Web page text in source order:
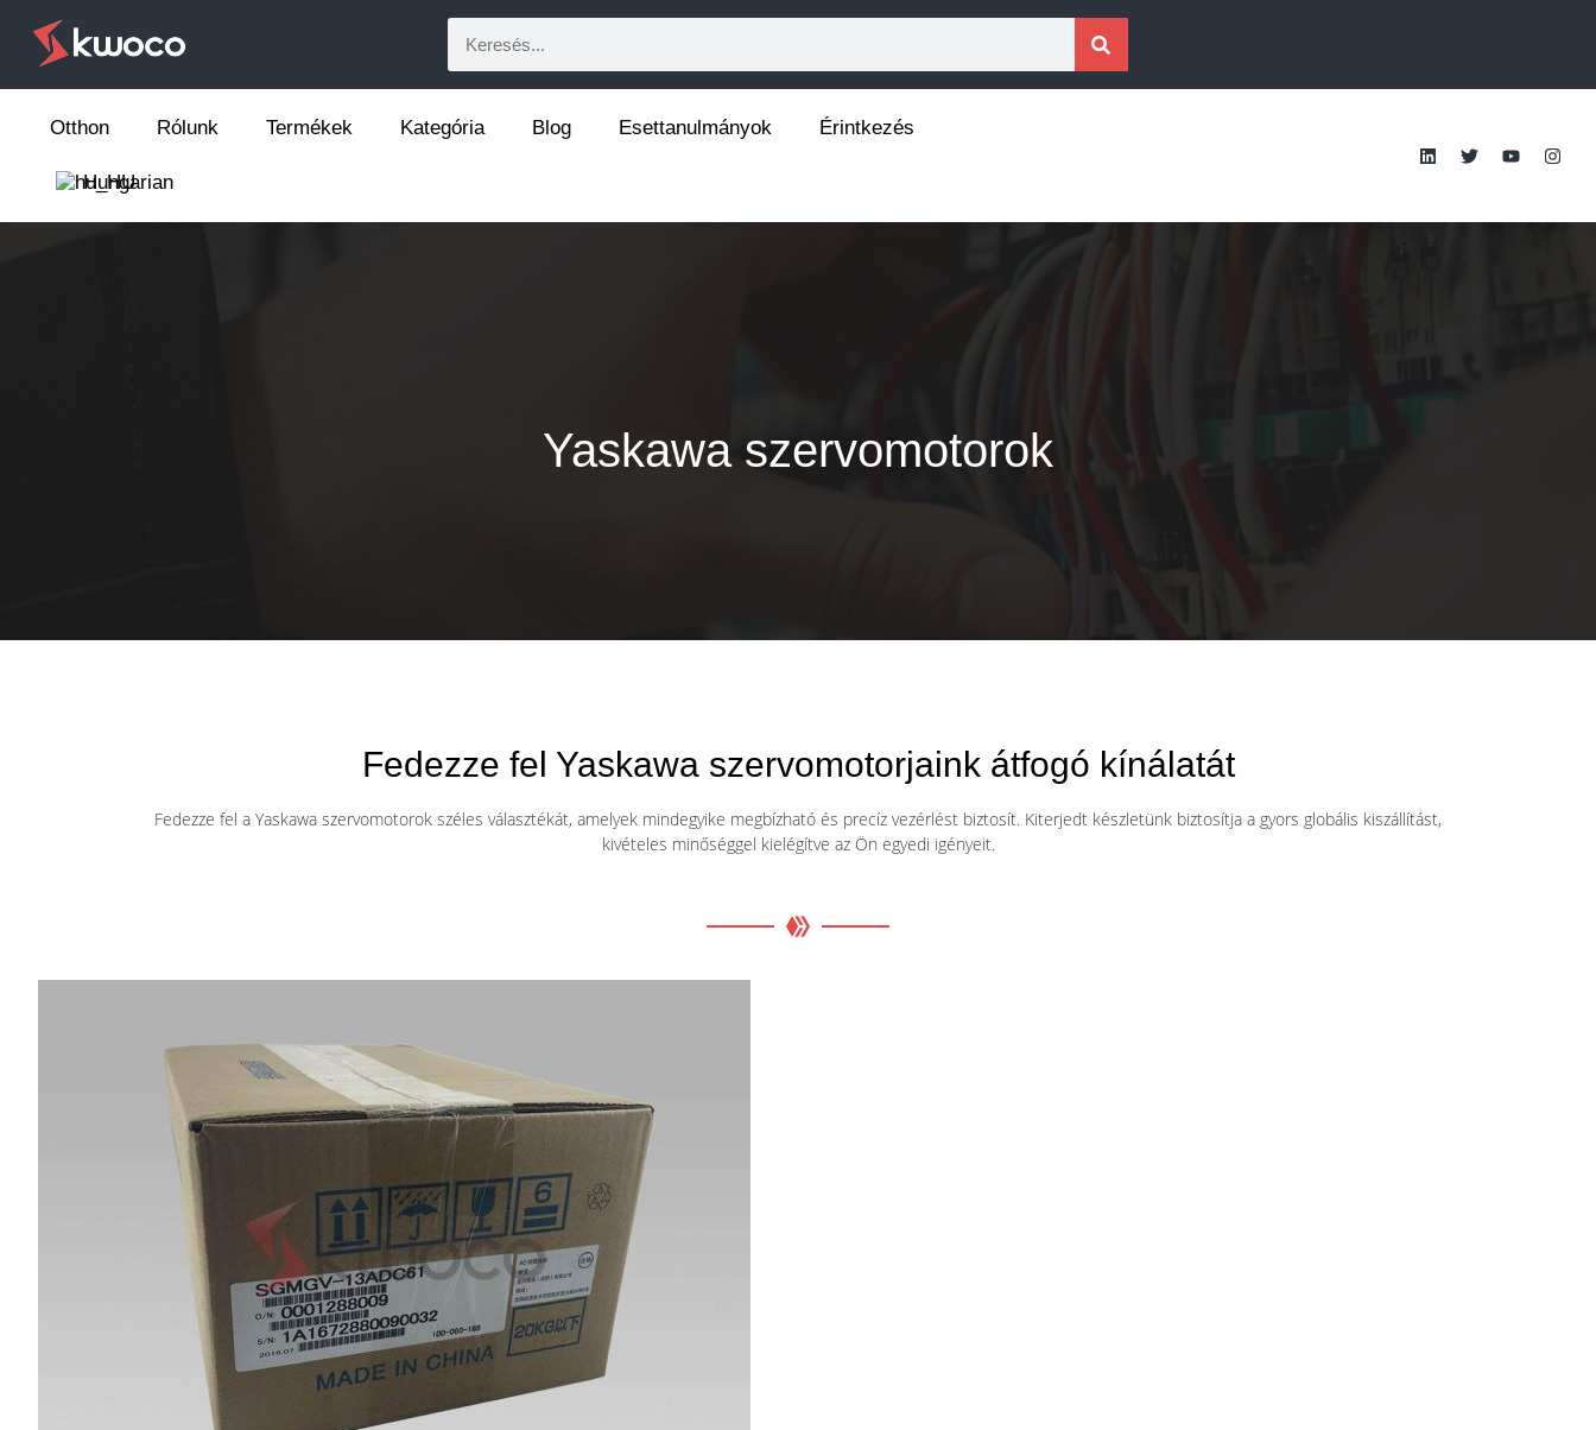
Otthon Rólunk Termékek Kategória Blog Esettanulmányok Érintkezés
Hungarian
Yaskawa szervomotorok
Fedezze fel Yaskawa szervomotorjaink átfogó kínálatát
Fedezze fel a Yaskawa szervomotorok széles választékát, amelyek mindegyike megbízható és precíz vezérlést biztosít. Kiterjedt készletünk biztosítja a gyors globális kiszállítást,
kivételes minőséggel kielégítve az Ön egyedi igényeit.